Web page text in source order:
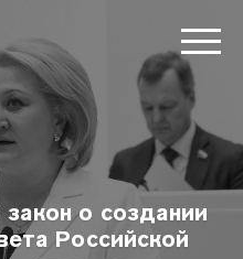
о создании
Российской